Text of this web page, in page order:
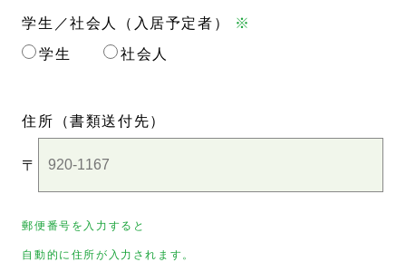
学生／社会人（入居予定者）
※
学生
社会人
住所 （書類送付先）
〒
郵便番号を入力すると
自動的に住所が入力されます。